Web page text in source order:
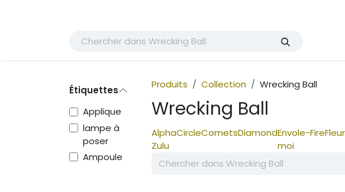
Étiquettes
Applique
lampe à
poser
Ampoule
Produits Collection Wrecking Ball
Wrecking Ball
Alpha
Zulu
CircleCometsDiamondEnvole-
moi
FireFleur